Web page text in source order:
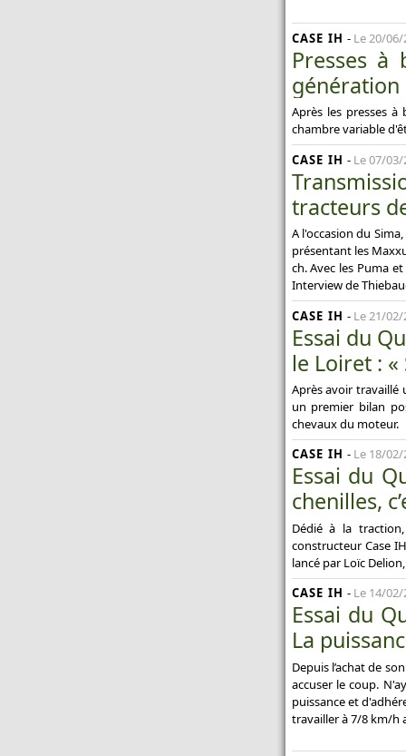
CASE IH - Le 20/06/
Presses à
génération
Après les presses à
chambre variable
CASE IH - Le 07/03/
tracteurs
A l'occasion du
présentant les
ch. Avec les Puma
Interview de
CASE IH - Le 21/02/
Essai du
le Loiret :
Après avoir travaillé
un premier bilan
chevaux du moteur.
CASE IH - Le 18/02/
Essai du
chenilles,
Dédié à la
constructeur Case
lancé par Loïc
CASE IH - Le 14/02/
Essai du
La
Depuis l’achat de
accuser le coup.
puissance et
travailler à 7/8 km/h